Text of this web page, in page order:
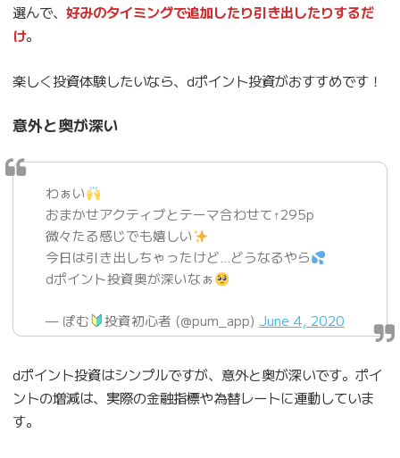
選んで、 好みのタイミングで追加したり引き出したりするだ
け。
楽しく投資体験したいなら、dポイント投資がおすすめです！
意外と奥が深い
わぁい
おまかせアクティブとテーマ合わせて↑295p
微々たる感じでも嬉しい
今日は引き出しちゃったけど…どうなるやら
dポイント投資奥が深いなぁ
— ぽむ 投資初心者 (@pum_app) June 4, 2020
dポイント投資はシンプルですが、意外と奥が深いです。ポイ
ントの増減は、実際の金融指標や為替レートに連動していま
す。